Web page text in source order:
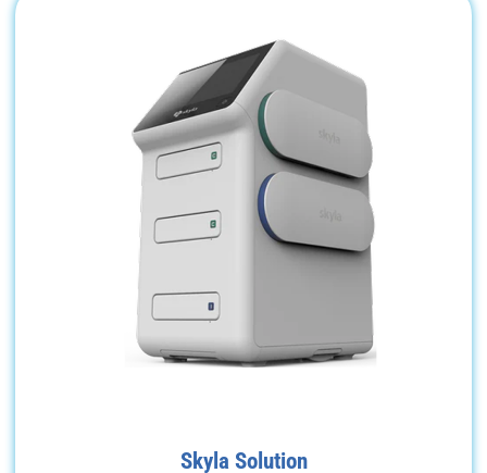
Skyla Solution